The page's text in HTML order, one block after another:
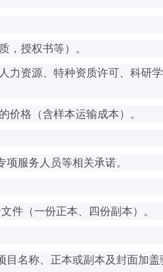
，授权书等）。
力资源、特种资质许可、科研
价格（含样本运输成本）。
服务人员等相关承诺。
件（一份正本、四份副本）。
目名称、正本或副本及封面加盖